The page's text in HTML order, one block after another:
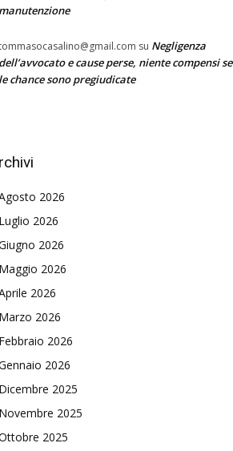
su Negligenza
e cause perse, niente compensi se
chance sono pregiudicate
2026
2026
2026
2026
2026
2026
2026
2026
2025
2025
2025